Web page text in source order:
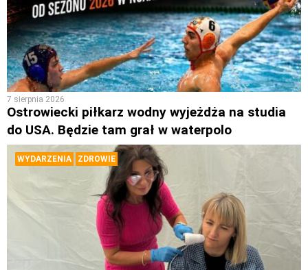
7 sierpnia 2026
Ostrowiecki piłkarz wodny wyjeżdża na studia
do USA. Będzie tam grał w waterpolo
WYDARZENIA ZDROWIE